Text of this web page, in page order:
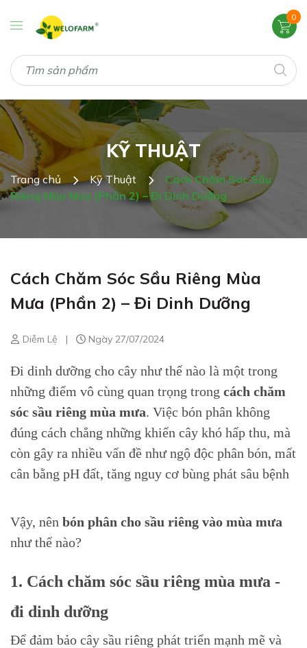
0
KỸ THUẬT
Trang chủ Kỹ Thuật
Cách Chăm Sóc Sầu
Riêng Mùa Mưa (Phần 2) – Đi Dinh Dưỡng
Cách Chăm Sóc Sầu Riêng Mùa
Mưa (Phần 2) – Đi Dinh Dưỡng
Diễm Lệ | Ngày 27/07/2024
Đi dinh dưỡng cho cây như thế nào là một trong
những điểm vô cùng quan trọng trong cách chăm
sóc sầu riêng mùa mưa. Việc bón phân không
đúng cách chẳng những khiến cây khó hấp thu, mà
còn gây ra nhiều vấn đề như ngộ độc phân bón, mất
cân bằng pH đất, tăng nguy cơ bùng phát sâu bệnh
Vậy, nên bón phân cho sầu riêng vào mùa mưa
như thế nào?
1. Cách chăm sóc sầu riêng mùa mưa -
đi dinh dưỡng
Để đảm bảo cây sầu riêng phát triển mạnh mẽ và